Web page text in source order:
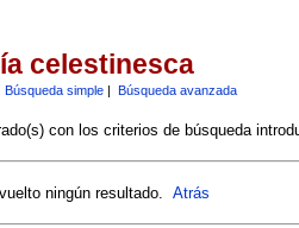
celestinesca
Búsqueda simple| Búsqueda avanzada
con los criterios de búsqueda
ningún resultado. Atrás